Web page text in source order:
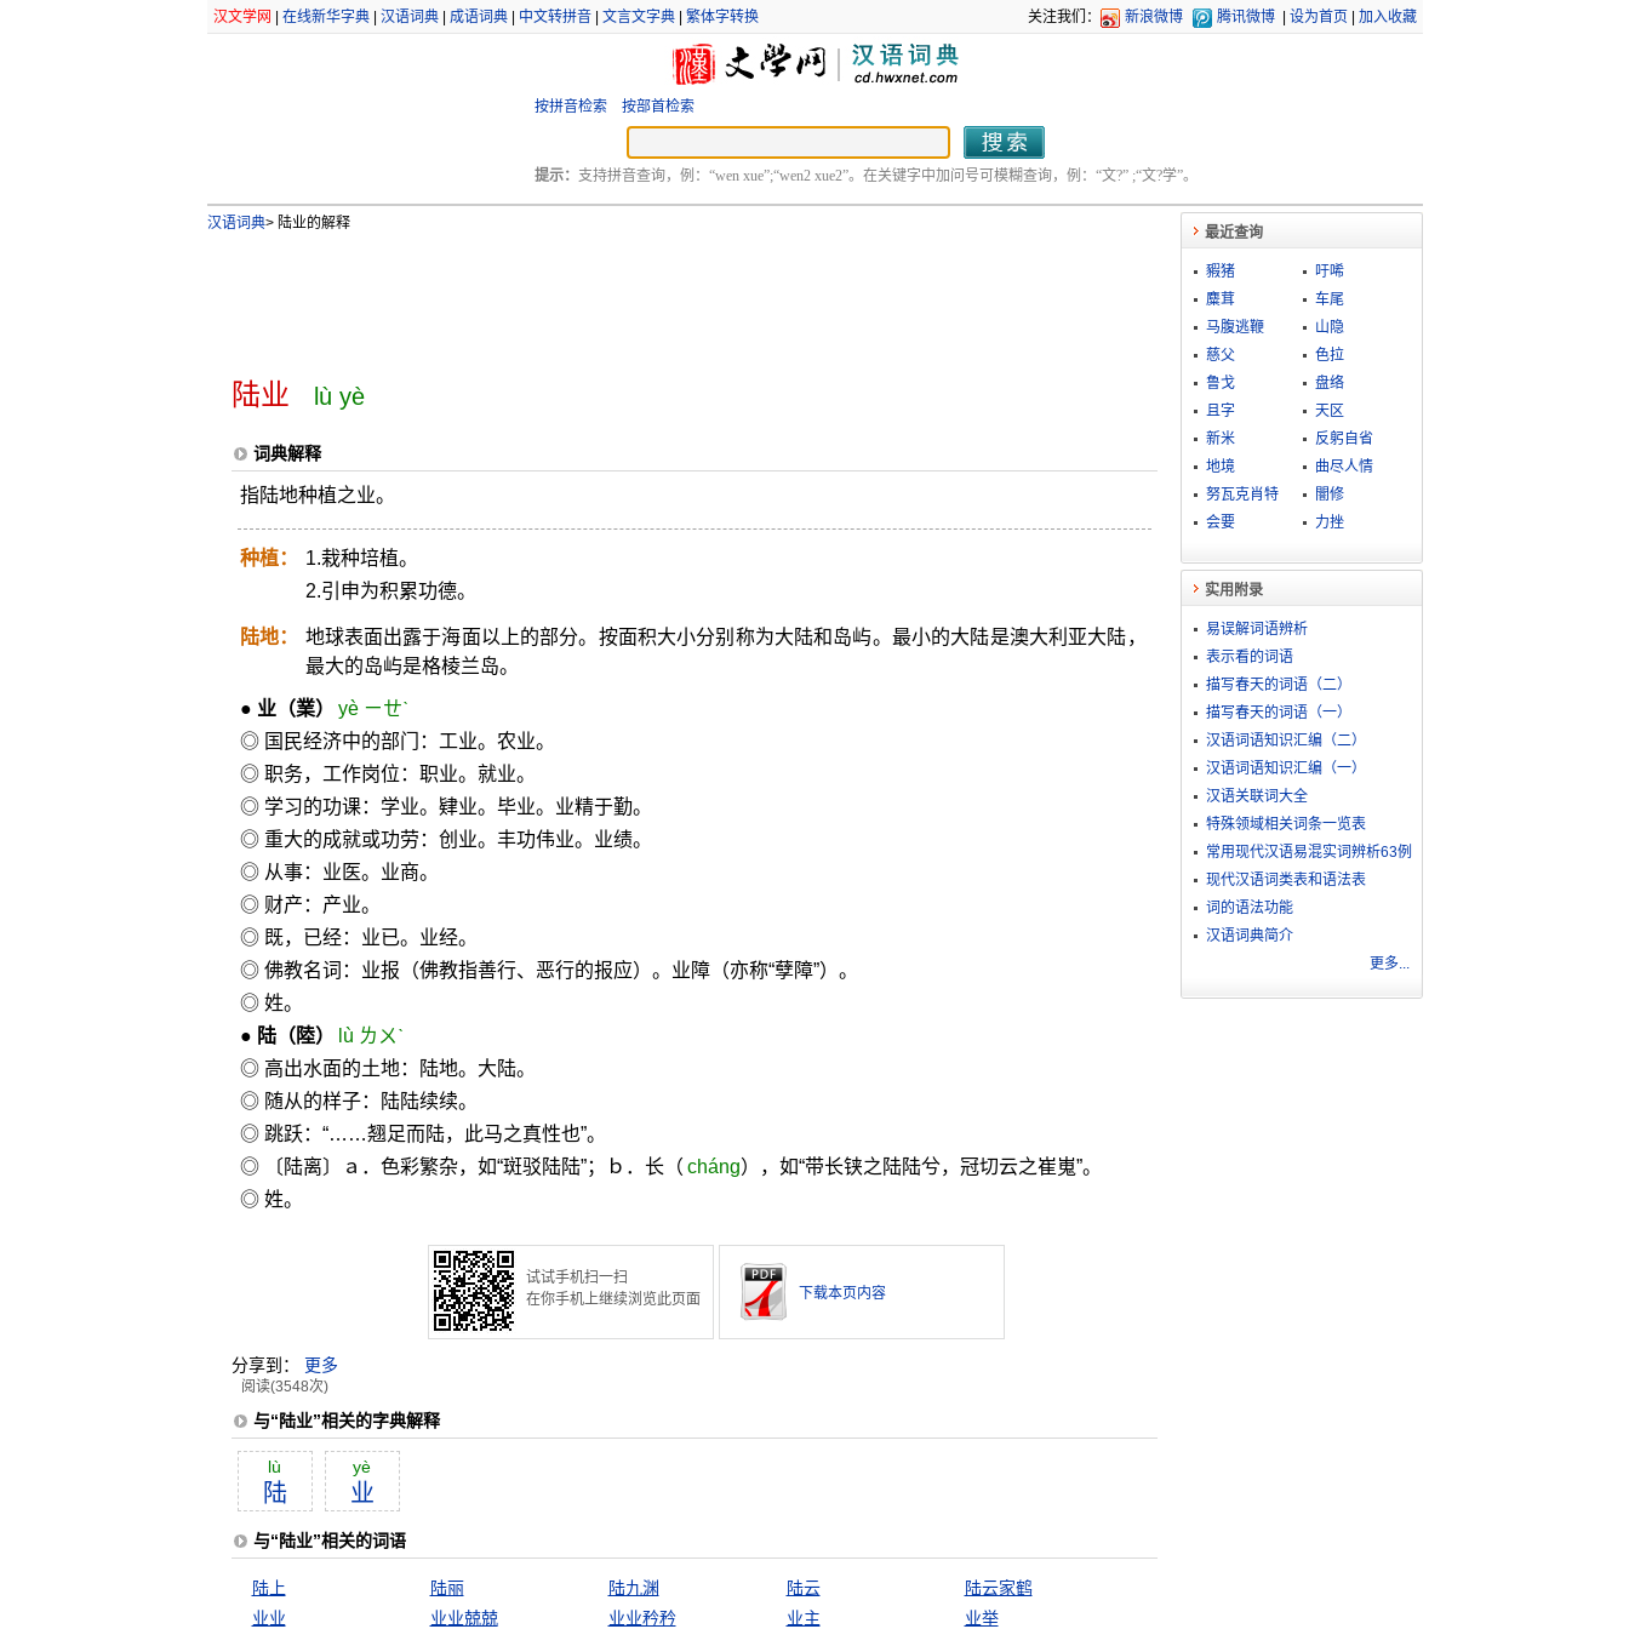
汉文学网 在线新华字典| 汉语词典| 成语词典| 中文转拼音| 文言文字典| 繁体字转换 关注我们： 新浪微博 腾讯微博 设为首页 加入收藏
按拼音检索 按部首检索
提示： 支持拼音查询，例：“wen xue”;“wen2 xue2”。在关键字中加问号可模糊查询，例：“文?” ;“文?学”。
汉语词典>陆业的解释
陆业 lù yè
词典解释
指陆地种植之业。
种植：
1.栽种培植。
2.引申为积累功德。
陆地：
地球表面出露于海面以上的部分。按面积大小分别称为大陆和岛屿。最小的大陆是澳大利亚大陆，
最大的岛屿是格棱兰岛。
● 业（業）
yè ㄧㄝˋ
◎ 国民经济中的部门：工业。农业。
◎ 职务，工作岗位：职业。就业。
◎ 学习的功课：学业。肄业。毕业。业精于勤。
◎ 重大的成就或功劳：创业。丰功伟业。业绩。
◎ 从事：业医。业商。
◎ 财产：产业。
◎ 既，已经：业已。业经。
◎ 佛教名词：业报（佛教指善行、恶行的报应）。业障（亦称“孽障”）。
◎ 姓。
● 陆（陸）
lù ㄌㄨˋ
◎ 高出水面的土地：陆地。大陆。
◎ 随从的样子：陆陆续续。
◎ 跳跃：“……翘足而陆，此马之真性也”。
◎ 〔陆离〕ａ．色彩繁杂，如“斑驳陆陆”；ｂ．长（ cháng），如“带长铗之陆陆兮，冠切云之崔嵬”。
◎ 姓。
试试手机扫一扫
在你手机上继续浏览此页面
下载本页内容
分享到： 更多
阅读(3548次)
与“陆业”相关的字典解释
lù
陆
yè
业
与“陆业”相关的词语
陆上 陆丽 陆九渊 陆云
陆云家鹤
业业
业业兢兢 业业矜矜 业主 业举
最近查询
豭猪
吁唏
麋茸
车尾
马腹逃鞭
山隐
慈父
色拉
鲁戈
盘络
且字
天区
新米
反躬自省
地境
曲尽人情
努瓦克肖特
闇修
会要
力挫
实用附录
易误解词语辨析
表示看的词语
描写春天的词语（二）
描写春天的词语（一）
汉语词语知识汇编（二）
汉语词语知识汇编（一）
汉语关联词大全
特殊领域相关词条一览表
常用现代汉语易混实词辨析63例
现代汉语词类表和语法表
词的语法功能
汉语词典简介
更多...